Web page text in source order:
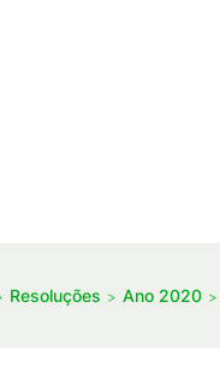
Resoluções Ano 2020